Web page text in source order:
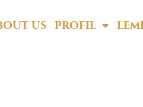
US PROFIL